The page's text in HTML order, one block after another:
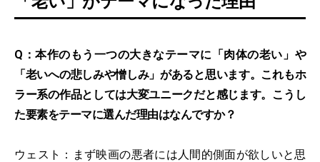
Q：本作のもう一つの大きなテーマに「肉体の老い」や
「老いへの悲しみや憎しみ」があると思います。これもホ
ラー系の作品としては大変ユニークだと感じます。こうし
た要素をテーマに選んだ理由はなんですか？
ウェスト：まず映画の悪者には人間的側面が欲しいと思